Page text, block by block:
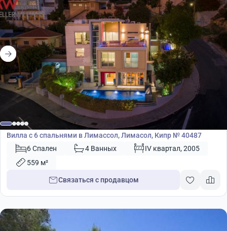
2 800 000
Вилла
Вилла с 6 спальнями в Лимассол, Лимасол, Кипр № 40487
6 Спален
4 Ванных
IV квартал, 2005
559 м²
Связаться с продавцом